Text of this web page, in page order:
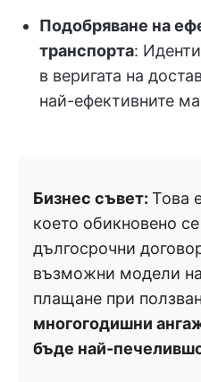
Подобряване на
транспорта:
в веригата на
най-ефективните
Бизнес съвет: Това
което обикновено
дългосрочни
възможни модели
плащане при
многогодишни
бъде най-